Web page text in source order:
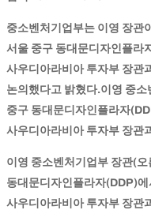
중소벤처기업부는 이영 장관
서울 중구 동대문디자인플라
사우디아라비아 투자부 장관
논의했다고 밝혔다.이영 중
중구 동대문디자인플라자
사우디아라비아 투자부 장관
이영 중소벤처기업부 장관(
동대문디자인플라자(DDP)
사우디아라비아 투자부 장관